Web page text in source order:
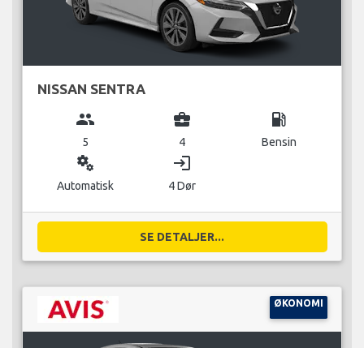
NISSAN SENTRA
group
5
business_center
4
local_gas_station
Bensin
miscellaneous_services
Automatisk
login
4 Dør
SE DETALJER...
ØKONOMI